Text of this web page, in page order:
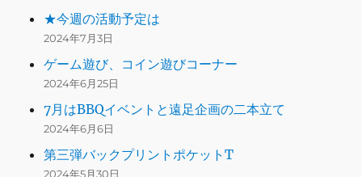
★今週の活動予定は
2024年7月3日
ゲーム遊び、コイン遊びコーナー
2024年6月25日
7月はBBQイベントと遠足企画の二本立て
2024年6月6日
第三弾バックプリントポケットT
2024年5月30日